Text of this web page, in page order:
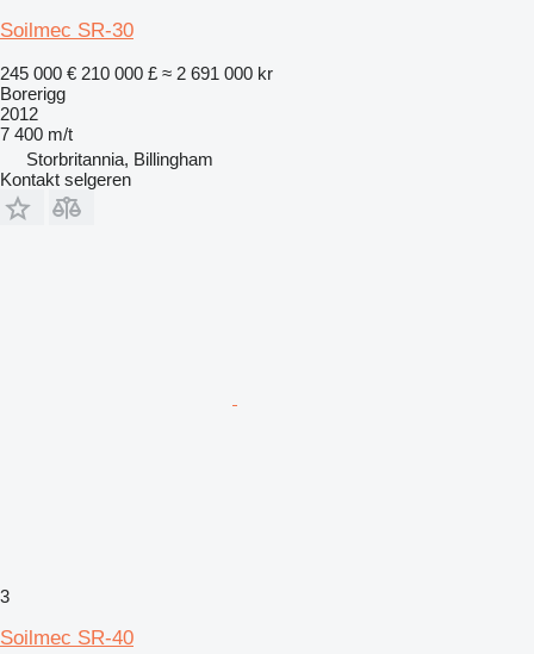
Soilmec SR-30
245 000 € 210 000 £ ≈ 2 691 000 kr
Borerigg
2012
7 400 m/t
Storbritannia, Billingham
Kontakt selgeren
3
Soilmec SR-40